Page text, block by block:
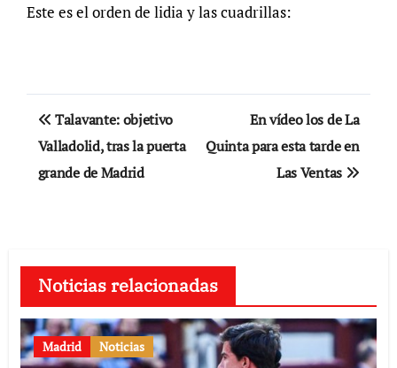
Este es el orden de lidia y las cuadrillas:
Navegación
de
entradas
Talavante: objetivo
Valladolid, tras la puerta
grande de Madrid
En vídeo los de La
Quinta para esta tarde en
Las Ventas
Noticias relacionadas
Madrid Noticias